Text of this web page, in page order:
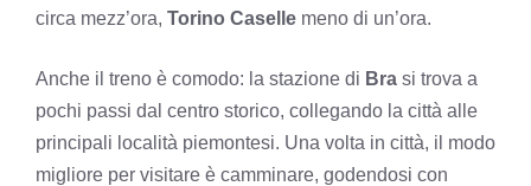
circa mezz’ora, Torino Caselle meno di un’ora.
Anche il treno è comodo: la stazione di Bra si trova a
pochi passi dal centro storico, collegando la città alle
principali località piemontesi. Una volta in città, il modo
migliore per visitare è camminare, godendosi con